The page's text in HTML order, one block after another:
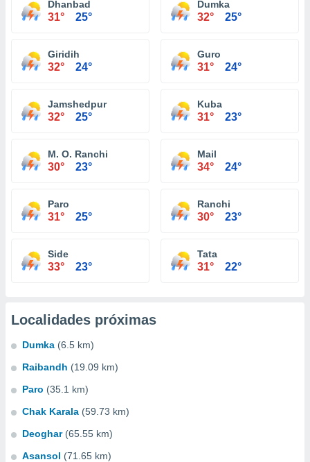
Dhanbad
31° 25°
Dumka
32° 25°
Giridih
32° 24°
Guro
31° 24°
Jamshedpur
32° 25°
Kuba
31° 23°
M. O. Ranchi
30° 23°
Mail
34° 24°
Paro
31° 25°
Ranchi
30° 23°
Side
33° 23°
Tata
31° 22°
Localidades próximas
Dumka (6.5 km)
Raibandh (19.09 km)
Paro (35.1 km)
Chak Karala (59.73 km)
Deoghar (65.55 km)
Asansol (71.65 km)